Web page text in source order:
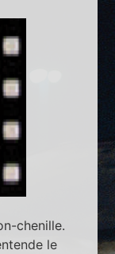
chenille.
le